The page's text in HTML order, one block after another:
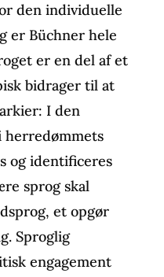
den individuelle
er Büchner hele
er en del af et
bidrager til at
I den
herredømmets
og identificeres
sprog skal
et opgør
Sproglig
engagement